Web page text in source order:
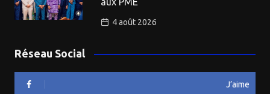
4 août 2026
Réseau Social
J’aime